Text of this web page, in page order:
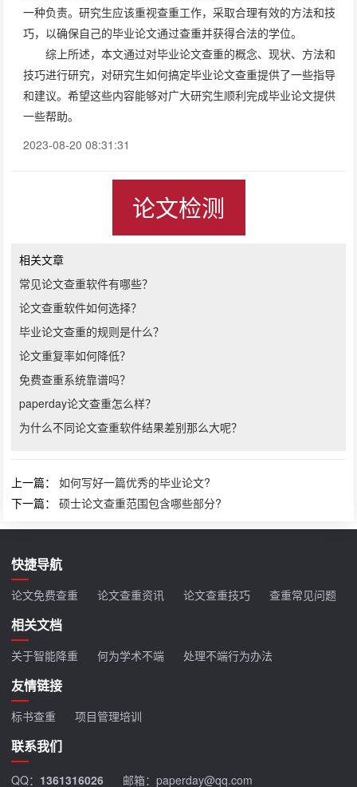
一种负责。研究生应该重视查重工作，采取合理有效的方法和技
巧，以确保自己的毕业论文通过查重并获得合法的学位。
综上所述，本文通过对毕业论文查重的概念、现状、方法和
技巧进行研究，对研究生如何搞定毕业论文查重提供了一些指导
和建议。希望这些内容能够对广大研究生顺利完成毕业论文提供
一些帮助。
2023-08-20 08:31:31
论文检测
相关文章
常见论文查重软件有哪些？
论文查重软件如何选择？
毕业论文查重的规则是什么？
论文重复率如何降低？
免费查重系统靠谱吗？
paperday论文查重怎么样？
为什么不同论文查重软件结果差别那么大呢？
上一篇：如何写好一篇优秀的毕业论文?
下一篇：硕士论文查重范围包含哪些部分?
快捷导航
论文免费查重 论文查重资讯 论文查重技巧 查重常见问题
相关文档
关于智能降重 何为学术不端 处理不端行为办法
友情链接
标书查重 项目管理培训
联系我们
QQ： 1361316026 邮箱：paperday@qq.com